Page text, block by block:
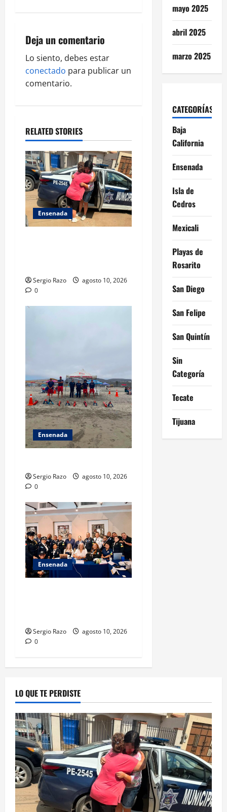
g
a
t
o
n
Deja un comentario
Lo siento, debes estar
conectado para publicar un
comentario.
RELATED STORIES
Ensenada
Sergio Razo
agosto 10, 2026
0
Ensenada
Sergio Razo
agosto 10, 2026
0
Ensenada
Sergio Razo
agosto 10, 2026
0
mayo 2025
abril 2025
marzo 2025
CATEGORÍAS
Baja
California
Ensenada
Isla de
Cedros
Mexicali
Playas de
Rosarito
San Diego
San Felipe
San Quintín
Sin
Categoría
Tecate
Tijuana
LO QUE TE PERDISTE